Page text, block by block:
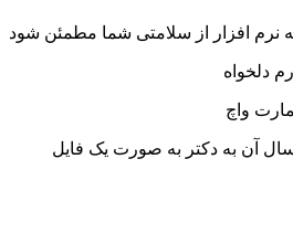
افزار از سلامتی شما مطمئن شود
دکتر به صورت یک فایل